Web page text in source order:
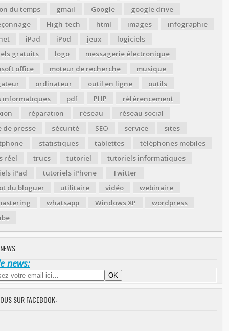
du temps
gmail Google
google drive
High-tech html images
infographie
iPad iPod jeux
logiciels
gratuits
logo
messagerie électronique
office
moteur de recherche
musique
ordinateur outil en ligne
outils
informatiques
pdf PHP
référencement
réparation réseau
réseau social
de presse
sécurité SEO service
sites
statistiques tablettes
téléphones mobiles
réel
trucs tutoriel
tutoriels informatiques
iPad
tutoriels iPhone
Twitter
du bloguer
utilitaire vidéo
webinaire
whatsapp Windows XP
wordpress
news:
SUR FACEBOOK: